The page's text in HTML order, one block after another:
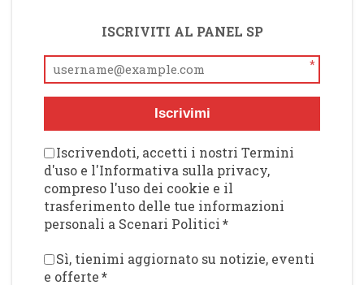
ISCRIVITI AL PANEL SP
*
Iscrivimi
Iscrivendoti, accetti i nostri Termini
d'uso e l'Informativa sulla privacy,
compreso l'uso dei cookie e il
trasferimento delle tue informazioni
personali a Scenari Politici*
Sì, tienimi aggiornato su notizie, eventi
e offerte*